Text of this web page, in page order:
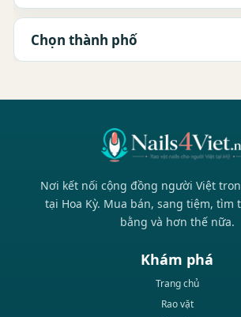
Nơi kết nối cộng đồng người Việt
tại Hoa Kỳ. Mua bán, sang tiệm, tìm
bằng và hơn thế nữa.
Khám phá
Trang chủ
Rao vặt